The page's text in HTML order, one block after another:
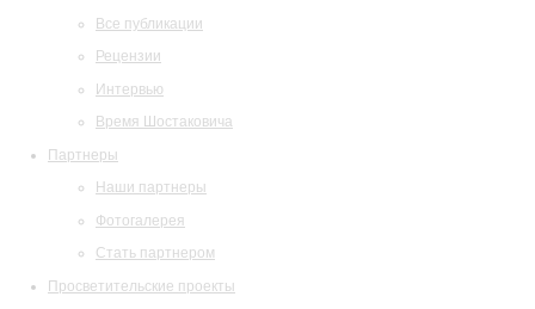
Все публикации
Рецензии
Интервью
Время Шостаковича
Партнеры
Наши партнеры
Фотогалерея
Стать партнером
Просветительские проекты